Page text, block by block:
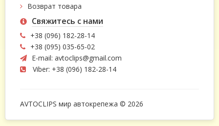
Возврат товара
Свяжитесь с нами
+38 (096) 182-28-14
+38 (095) 035-65-02
E-mail: avtoclips@gmail.com
Viber: +38 (096) 182-28-14
AVTOCLIPS мир автокрепежа © 2026